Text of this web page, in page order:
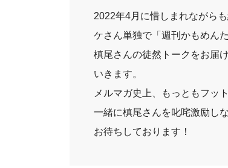
2022年4月に惜しまれながら
ケさん単独で「週刊かもめん
槙尾さんの徒然トークをお届
いきます。
メルマガ史上、もっともフッ
一緒に槙尾さんを叱咤激励し
お待ちしております！